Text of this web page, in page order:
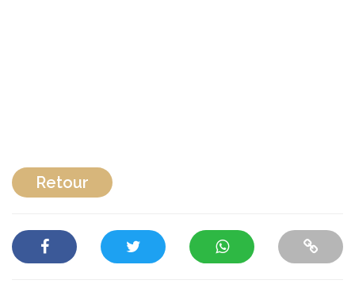
Retour